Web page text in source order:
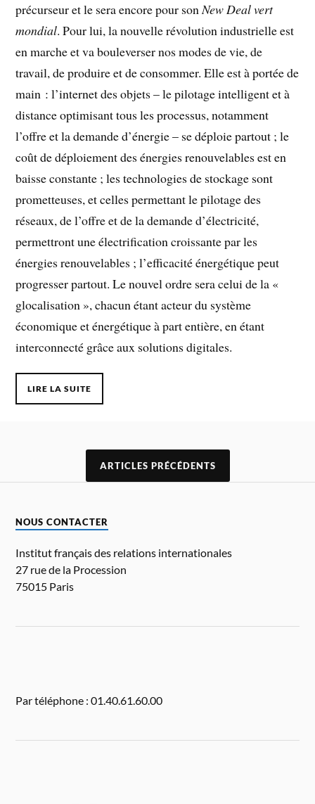
précurseur et le sera encore pour sonNew Deal vert
mondial. Pour lui, la nouvelle révolution industrielle est
en marche et va bouleverser nos modes de vie, de
travail, de produire et de consommer. Elle est à portée de
main : l’internet des objets – le pilotage intelligent et à
distance optimisant tous les processus, notamment
l’offre et la demande d’énergie – se déploie partout ; le
coût de déploiement des énergies renouvelables est en
baisse constante ; les technologies de stockage sont
prometteuses, et celles permettant le pilotage des
réseaux, de l’offre et de la demande d’électricité,
permettront une électrification croissante par les
énergies renouvelables ; l’efficacité énergétique peut
progresser partout. Le nouvel ordre sera celui de la «
glocalisation », chacun étant acteur du système
économique et énergétique à part entière, en étant
interconnecté grâce aux solutions digitales.
LIRE LA SUITE
ARTICLES PRÉCÉDENTS
NOUS CONTACTER
Institut français des relations internationales
27 rue de la Procession
75015 Paris
Par téléphone : 01.40.61.60.00